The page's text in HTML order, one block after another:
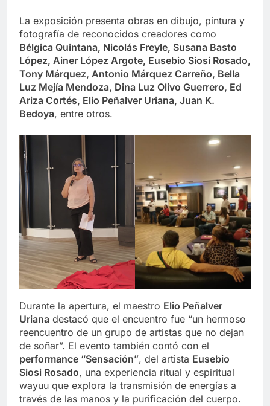
La exposición presenta obras en dibujo, pintura y
fotografía de reconocidos creadores como
Bélgica Quintana, Nicolás Freyle, Susana Basto
López, Ainer López Argote, Eusebio Siosi Rosado,
Tony Márquez, Antonio Márquez Carreño, Bella
Luz Mejía Mendoza, Dina Luz Olivo Guerrero, Ed
Ariza Cortés, Elio Peñalver Uriana, Juan K.
Bedoya, entre otros.
Durante la apertura, el maestro Elio Peñalver
Uriana destacó que el encuentro fue “un hermoso
reencuentro de un grupo de artistas que no dejan
de soñar”. El evento también contó con el
performance “Sensación”, del artista Eusebio
Siosi Rosado, una experiencia ritual y espiritual
wayuu que explora la transmisión de energías a
través de las manos y la purificación del cuerpo.